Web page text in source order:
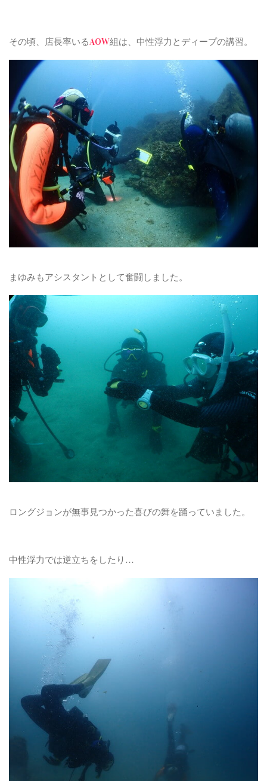
その頃、店長率いるAOW組は、中性浮力とディープの講習。
まゆみもアシスタントとして奮闘しました。
ロングジョンが無事見つかった喜びの舞を踊っていました。
中性浮力では逆立ちをしたり…